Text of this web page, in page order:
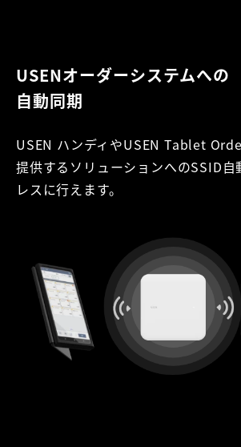
USENオーダーシステムへの
自動同期
USEN ハンディやUSEN Tablet
提供するソリューションへのSSID自
レスに行えます。